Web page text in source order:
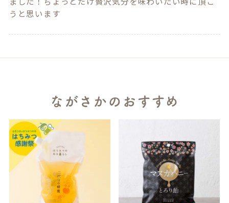
うと思います
ながさかのおすすめ